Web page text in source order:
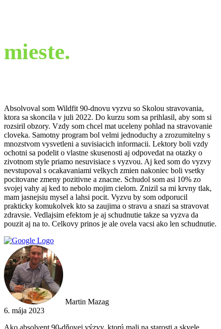
mieste.
Absolvoval som Wildfit 90-dnovu vyzvu so Skolou stravovania,
ktora sa skoncila v juli 2022. Do kurzu som sa prihlasil, aby som si
rozsiril obzory. Vzdy som chcel mat uceleny pohlad na stravovanie
cloveka. Samotny program bol velmi jednoduchy a zrozumitelny s
mnozstvom vysvetleni a suvisiacich informacii. Lektory boli vzdy
ochotni sa podelit o vlastne skusenosti aj odpovedat na otazky o
zivotnom style priamo nesuvisiace s vyzvou. Aj ked som do vyzvy
nevstupoval s ocakavaniami velkych zmien nakoniec boli vsetky
pocitovane zmeny pozitivne a znacne. Schudol som asi 10% zo
svojej vahy aj ked to nebolo mojim cielom. Znizil sa mi krvny tlak,
mam jasnejsiu mysel a lahsi pocit. Vyzvu by som odporucil
prakticky komukolvek kto sa zaujima o stravu a snazi sa stravovat
zdravsie. Vedlajsim efektom je aj schudnutie takze sa vyzva da
pouzit aj na to. Celkovy prinos je ale ovela vacsi ako len schudnutie.
Martin Mazag
6. mája 2023
Ako absolvent 90-dňovej výzvy, ktorú mali na starosti a skvele